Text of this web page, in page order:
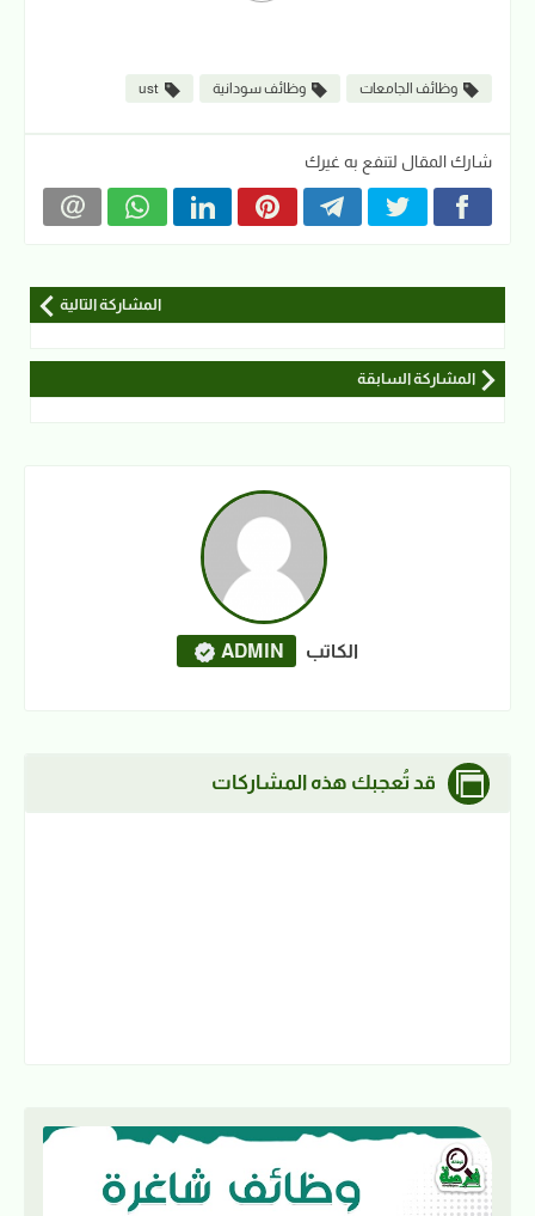
وظائف الجامعات وظائف سودانية ust
شارك المقال لتنفع به غيرك
المشاركة التالية
المشاركة السابقة
الكاتب ADMIN
قد تُعجبك هذه المشاركات